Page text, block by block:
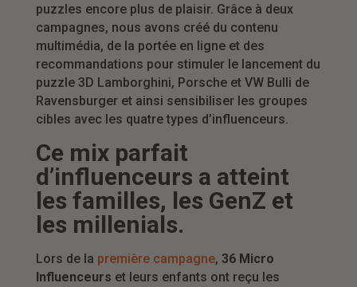
puzzles encore plus de plaisir. Grâce à deux
campagnes, nous avons créé du contenu
multimédia, de la portée en ligne et des
recommandations pour stimuler le lancement du
puzzle 3D Lamborghini, Porsche et VW Bulli de
Ravensburger et ainsi sensibiliser les groupes
cibles avec les quatre types d’influenceurs.
Ce mix parfait
d’influenceurs a atteint
les familles, les GenZ et
les millenials.
Lors de la première campagne, 36 Micro
Influenceurs et leurs enfants ont reçu les